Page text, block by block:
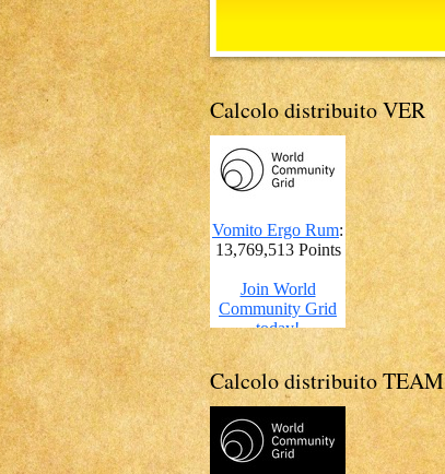
Calcolo distribuito VER
Calcolo distribuito TEAM